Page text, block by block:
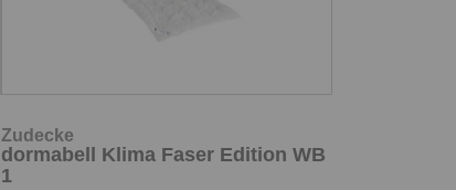
Zudecke
dormabell Klima Faser Edition WB
1